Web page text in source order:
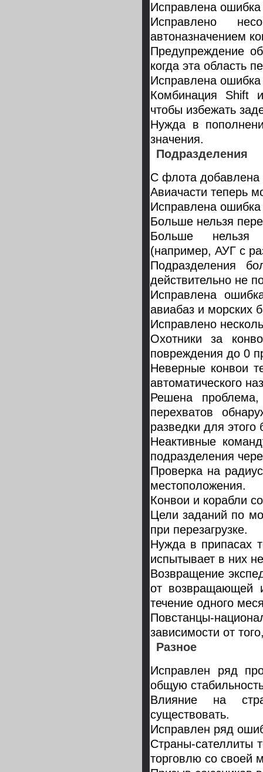
Исправлена ошибка
Исправлено
автоназначением
Предупреждение
когда эта область
Исправлена
Комбинация Shift
чтобы избежать
Нужда в
значения.
Подразделения
С флота добавлена
Авиачасти теперь
Исправлена
Больше нельзя
Больше нельзя
(например, АУГ с
Подразделения
действительно не
Исправлена
авиабаз и морских
Исправлено
Охотники за
повреждения до 0
Неверные конвои
автоматического
Решена
перехватов
разведки для
Неактивные
подразделения
Проверка на
местоположения.
Конвои и корабли
Цели заданий по
при перезагрузке.
Нужда в припасах
испытывает в них
Возвращение
от возвращающей
течение одного
Повстанцы-
зависимости от
Разное
Исправлен ряд
общую
Влияние на
существовать.
Исправлен ряд
Страны-сателлиты
торговлю со своей